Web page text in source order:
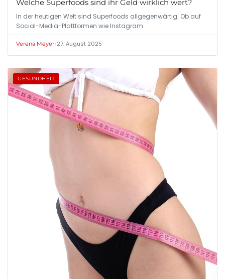
Welche Superfoods sind ihr Geld wirklich wert?
In der heutigen Welt sind Superfoods allgegenwärtig. Ob auf
Social-Media-Plattformen wie Instagram…
Verena Meyer•27. August 2025
GESUNDHEIT